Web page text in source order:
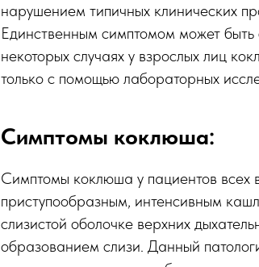
нарушением типичных клинических
Единственным симптомом может
некоторых случаях у взрослых лиц
только с помощью лабораторных
Симптомы коклюша:
Симптомы коклюша у пациентов всех
приступообразным, интенсивным
слизистой оболочке верхних
образованием слизи. Данный